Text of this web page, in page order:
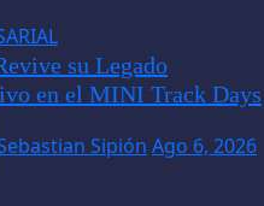
su Legado
en el MINI Track Days
Sipión Ago 6, 2026